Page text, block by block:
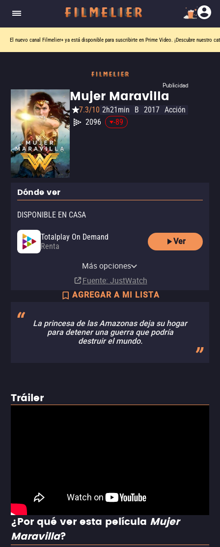
El nuevo canal Filmelier+ ya está disponible para suscribirte en Prime Video. ¡Descubre nuestro
Publicidad
Mujer Maravilla
7.3/10 2h21min B 2017 Acción
2096
-89
Dónde ver
DISPONIBLE EN CASA
Totalplay On Demand
Renta
Ver
Amazon Video
Apple TV Store
Claro video
Más opciones
Fuente: JustWatch
AGREGAR A MI LISTA
La princesa de las Amazonas deja su hogar
para detener una guerra que podría
destruir el mundo.
Tráiler
¿Por qué ver esta película Mujer
Maravilla?